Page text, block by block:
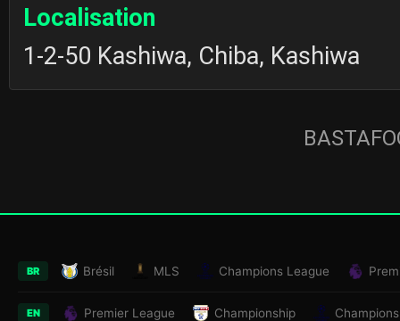
Localisation
1-2-50 Kashiwa, Chiba, Kashiwa
BR Brésil MLS Champions League
EN Premier League Championship